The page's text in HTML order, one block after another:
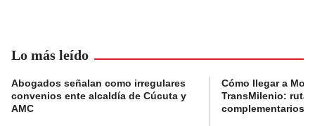
Lo más leído
Abogados señalan como irregulares
convenios ente alcaldía de Cúcuta y
AMC
Cómo llegar a
TransMilenio:
complementarios